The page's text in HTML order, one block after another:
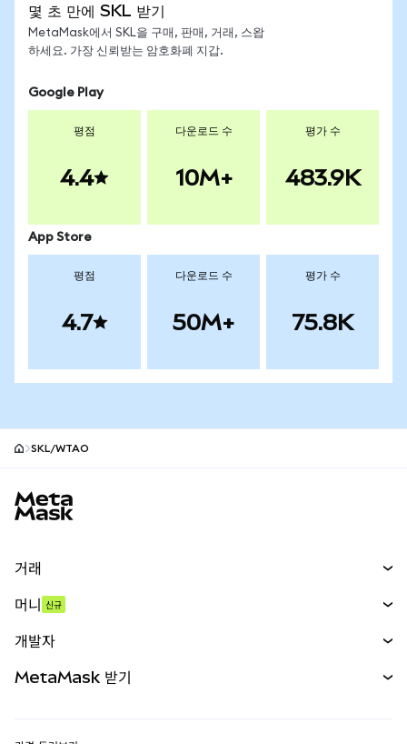
몇 초 만에 SKL 받기
MetaMask에서 SKL을 구매, 판매, 거래, 스왑
하세요. 가장 신뢰받는 암호화폐 지갑.
Google Play
평점
4.4
다운로드 수
10M+
평가 수
483.9K
App Store
평점
4.7
다운로드 수
50M+
평가 수
75.8K
SKL/WTAO
거래
무기한 선물
실물자산
머니 신규
개발자
MetaMask 받기